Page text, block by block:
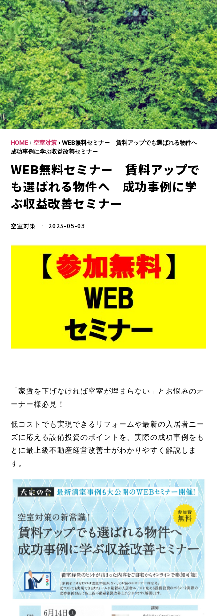
HOME › 空室対策 › WEB無料セミナー 賃料アップでも選ばれる物件へ
成功事例に学ぶ収益改善セミナー
WEB無料セミナー 賃料アップで
も選ばれる物件へ 成功事例に学
ぶ収益改善セミナー
空室対策 2025-05-03
「家賃を下げなければ空室が埋まらない」とお悩みのオ
ーナー様必見！
低コストでも実現できるリフォームや最新の入居者ニー
ズに応える設備投資のポイントを、実際の成功事例をも
とに最上級不動産経営改善士がわかりやすく解説しま
す。